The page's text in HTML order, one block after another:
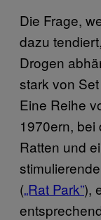
Die Frage,
dazu
Drogen
stark von
Eine Reihe
1970ern, bei
Ratten und
(„Rat Park”),